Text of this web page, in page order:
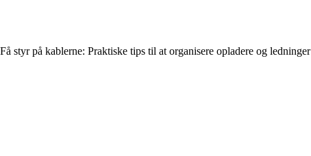
Få styr på kablerne: Praktiske tips til at organisere opladere og ledninger